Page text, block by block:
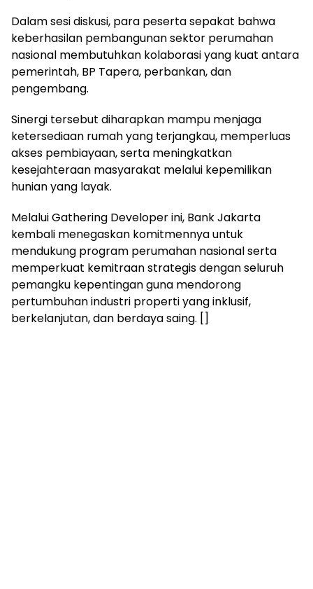
Dalam sesi diskusi, para peserta sepakat bahwa
keberhasilan pembangunan sektor perumahan
nasional membutuhkan kolaborasi yang kuat antara
pemerintah, BP Tapera, perbankan, dan
pengembang.
Sinergi tersebut diharapkan mampu menjaga
ketersediaan rumah yang terjangkau, memperluas
akses pembiayaan, serta meningkatkan
kesejahteraan masyarakat melalui kepemilikan
hunian yang layak.
Melalui Gathering Developer ini, Bank Jakarta
kembali menegaskan komitmennya untuk
mendukung program perumahan nasional serta
memperkuat kemitraan strategis dengan seluruh
pemangku kepentingan guna mendorong
pertumbuhan industri properti yang inklusif,
berkelanjutan, dan berdaya saing. []